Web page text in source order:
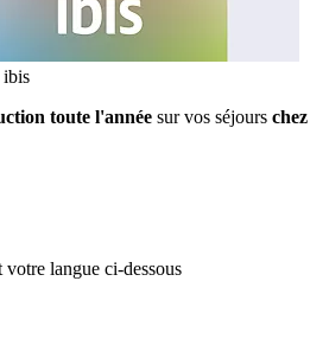
toute l'année sur vos séjours chez
langue ci-dessous